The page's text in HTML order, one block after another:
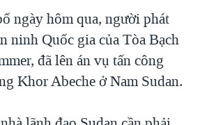
CHÍNH PHỦ VIỆT NAM
LÀN SÓNG TRỘM HẢI SÂM
TIẾNG VỌNG TỪ NÔNG THÔN MỸ
ngày hôm qua, người phát
ninh Quốc gia của Tòa Bạch
đã lên án vụ tấn công
Khor Abeche ở Nam Sudan.